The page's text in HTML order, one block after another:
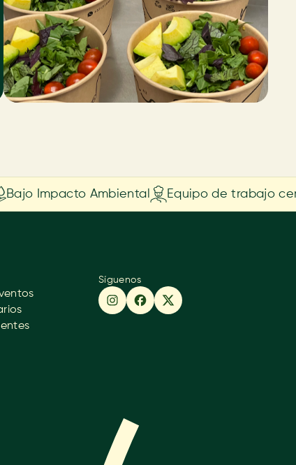
Bajo Impacto Ambiental Equipo de trabajo
Síguenos